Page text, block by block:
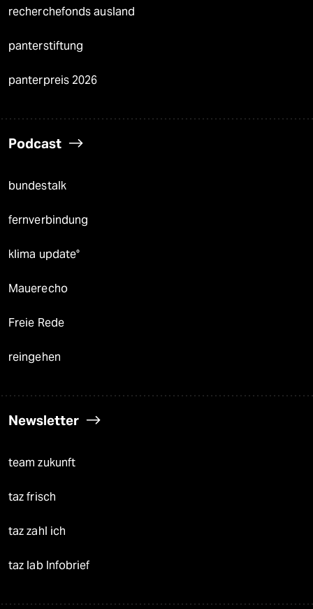
recherchefonds ausland
panterstiftung
panterpreis 2026
Podcast
bundestalk
fernverbindung
klima update°
Mauerecho
Freie Rede
reingehen
Newsletter
team zukunft
taz frisch
taz zahl ich
taz lab Infobrief